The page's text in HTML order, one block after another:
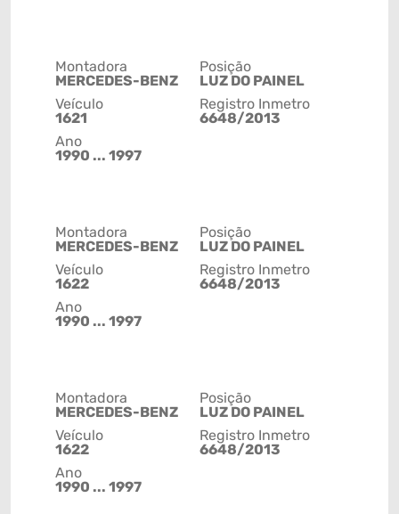
Montadora
MERCEDES-BENZ
Veículo
1621
Ano
1990 ... 1997
Posição
LUZ DO PAINEL
Registro Inmetro
6648/2013
Montadora
MERCEDES-BENZ
Veículo
1622
Ano
1990 ... 1997
Posição
LUZ DO PAINEL
Registro Inmetro
6648/2013
Montadora
MERCEDES-BENZ
Veículo
1622
Ano
1990 ... 1997
Posição
LUZ DO PAINEL
Registro Inmetro
6648/2013